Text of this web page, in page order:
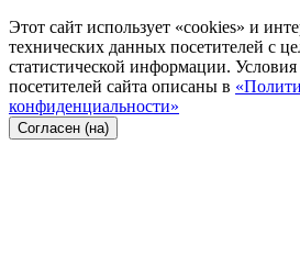
Этот сайт использует «cookies» и
технических данных посетителей с
статистической информации.
посетителей сайта описаны в
конфиденциальности»
Согласен (на)